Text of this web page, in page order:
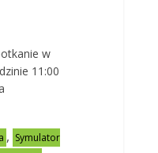
w
11:00
, Symulator